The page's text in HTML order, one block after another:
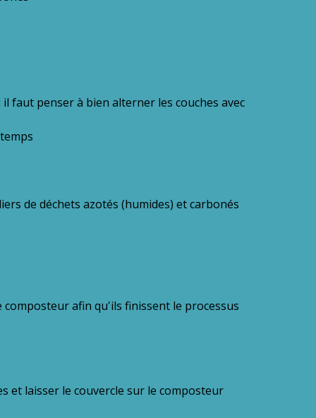
faut penser à bien alterner les couches avec
de déchets azotés (humides) et carbonés
afin qu'ils finissent le processus
et laisser le couvercle sur le composteur